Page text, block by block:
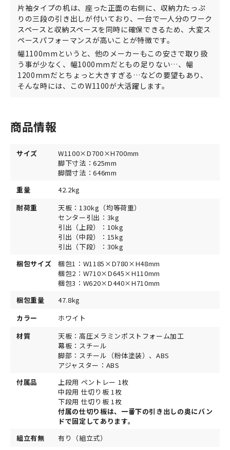
片袖タイプの机は、座った正面の右側に、収納力たっぷ
りの三段の引き出しが付いており、一台で一人分のワーク
スペースと収納スペースを同時に確保できるため、大変ス
ペースパフォーマンスが高いことが特徴です。
幅1100mmというと、他のメーカーもこの安さで取り扱
う事が少なく、幅1000mmだともの足りない…、幅
1200mmだとちょっと大きすぎる…などの要望もあり、
そんな時には、このW1100が大活躍します。
商品情報
サイズ
W1100×D700×H700mm
脚下寸法：625mm
脚間寸法：646mm
重量
42.2kg
耐荷重
天板：130kg（均等荷重）
センター引出：3kg
引出（上段）：10kg
引出（中段）：15kg
引出（下段）：30kg
梱包サイズ
梱包1：W1185×D780×H48mm
梱包2：W710×D645×H110mm
梱包3：W620×D440×H710mm
梱包重量
47.8kg
カラー
ホワイト
材質
天板：高圧メラミンポストフォーム加工
幕板：スチール
脚部：スチール（粉体塗装）、ABS
アジャスター：ABS
付属品
上段用 ペントレー 1枚
中段用 仕切り板 1枚
下段用 仕切り板 1枚
付属の仕切り板は、一番下の引き出しの奥にバン
ドで固定してあります。
組立有無
有り（組立式）